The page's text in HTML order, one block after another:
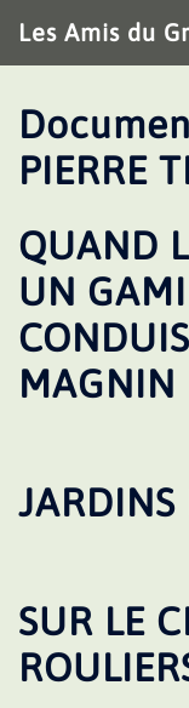
au
contenu
Les Amis du
PIERRE
QUAND
UN
MAGNIN
SUR LE